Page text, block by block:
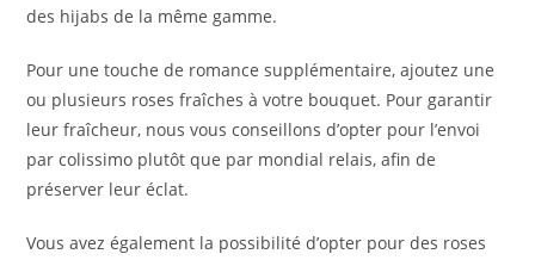
des hijabs de la même gamme.
Pour une touche de romance supplémentaire, ajoutez une
ou plusieurs roses fraîches à votre bouquet. Pour garantir
leur fraîcheur, nous vous conseillons d’opter pour l’envoi
par colissimo plutôt que par mondial relais, afin de
préserver leur éclat.
Vous avez également la possibilité d’opter pour des roses